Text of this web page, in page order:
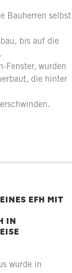
Bauherren selbst
bis auf die
Fenster, wurden
die hinter
EFH MIT
IN
wurde in